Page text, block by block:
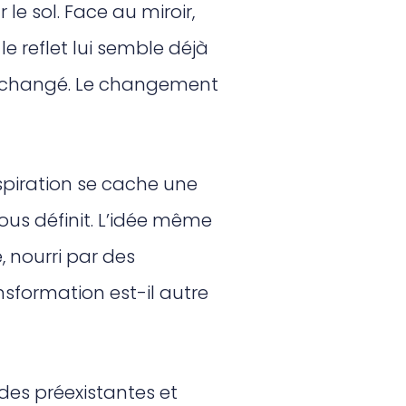
sol. Face au miroir,
reflet lui semble déjà
Le changement
se cache une
définit. L’idée même
nourri par des
est-il autre
préexistantes et